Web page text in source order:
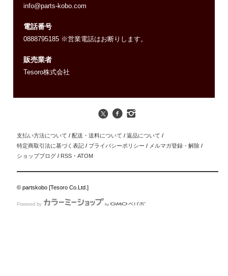
info@parts-kobo.com
電話番号
0888795185 ※営業電話はお断りします。
販売業者
Tesoro株式会社
支払い方法について / 配送・送料について / 返品について /
特定商取引法に基づく表記 / プライバシーポリシー / メルマガ登録・解除 /
ショップブログ / RSS ・ATOM
© partskobo [Tesoro Co.Ltd.]
Powered by